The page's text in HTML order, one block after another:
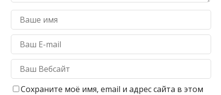
Сохраните моё имя, email и адрес сайта в этом